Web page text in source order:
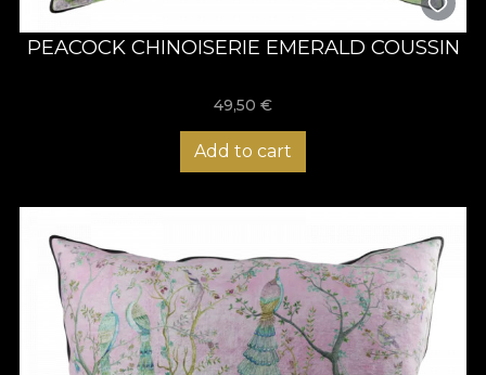
PEACOCK CHINOISERIE EMERALD COUSSIN
49,50 €
Add to cart